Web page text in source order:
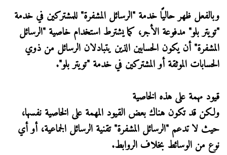
وبالفعل ظهر حاليًا خدمة "الرسائل المشفرة" للمشتركين في خدمة
"تويتر بلو" مدفوعة الأجر، كما يشترط استخدام خاصية "الرسائل
المشفرة" أن يكون الحسابين الذين يتبادلان الرسائل من ذوي
الحسابات الموثقة أو المشتركين في خدمة "تويتر بلو".
قيود مهمة على هذه الخاصية
ولكن قد تكون هناك بعض القيود المهمة على الخاصية نفسها،
حيث لا تدعم "الرسائل المشفرة" تقنية الرسائل الجماعية، أو أي
نوع من الوسائط بخلاف الروابط.